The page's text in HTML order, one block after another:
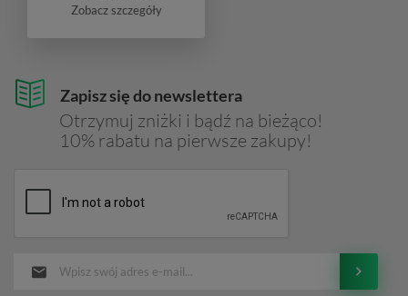
Zapisz się do newslettera
Otrzymuj zniżki i bądź na bieżąco!
10% rabatu na pierwsze zakupy!
Zobacz szczegóły